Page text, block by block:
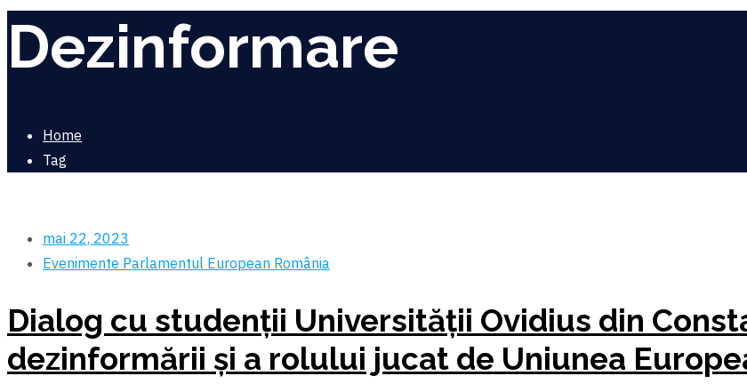
Dezinformare
Home
Tag
mai 22, 2023
Evenimente Parlamentul European România
Dialog cu studenții Universității Ovidius din
dezinformării și a rolului jucat de Uniunea